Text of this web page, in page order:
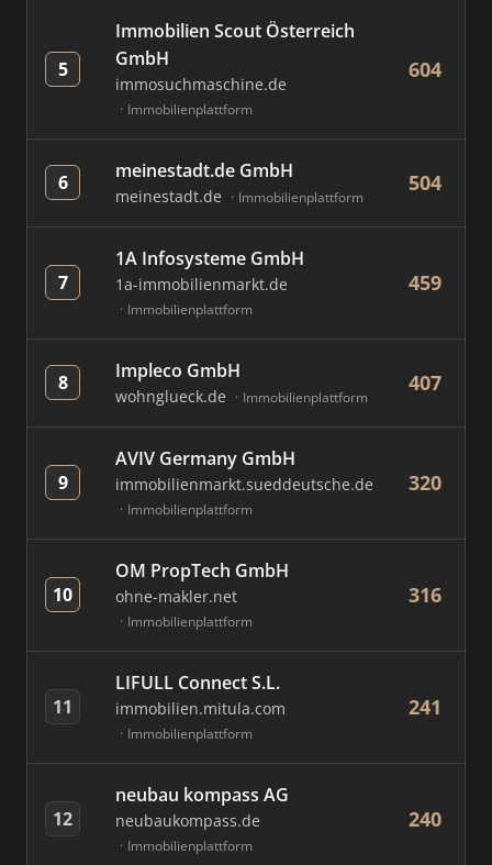
5
Immobilien Scout Österreich
GmbH
immosuchmaschine.de
Immobilienplattform
604
6 meinestadt.de GmbH
meinestadt.de Immobilienplattform
504
7
1A Infosysteme GmbH
1a-immobilienmarkt.de
Immobilienplattform
459
8 Impleco GmbH
wohnglueck.de Immobilienplattform
407
9
AVIV Germany GmbH
immobilienmarkt.sueddeutsche.de
Immobilienplattform
320
10
OM PropTech GmbH
ohne-makler.net
Immobilienplattform
316
11
LIFULL Connect S.L.
immobilien.mitula.com
Immobilienplattform
241
12
neubau kompass AG
neubaukompass.de
Immobilienplattform
240